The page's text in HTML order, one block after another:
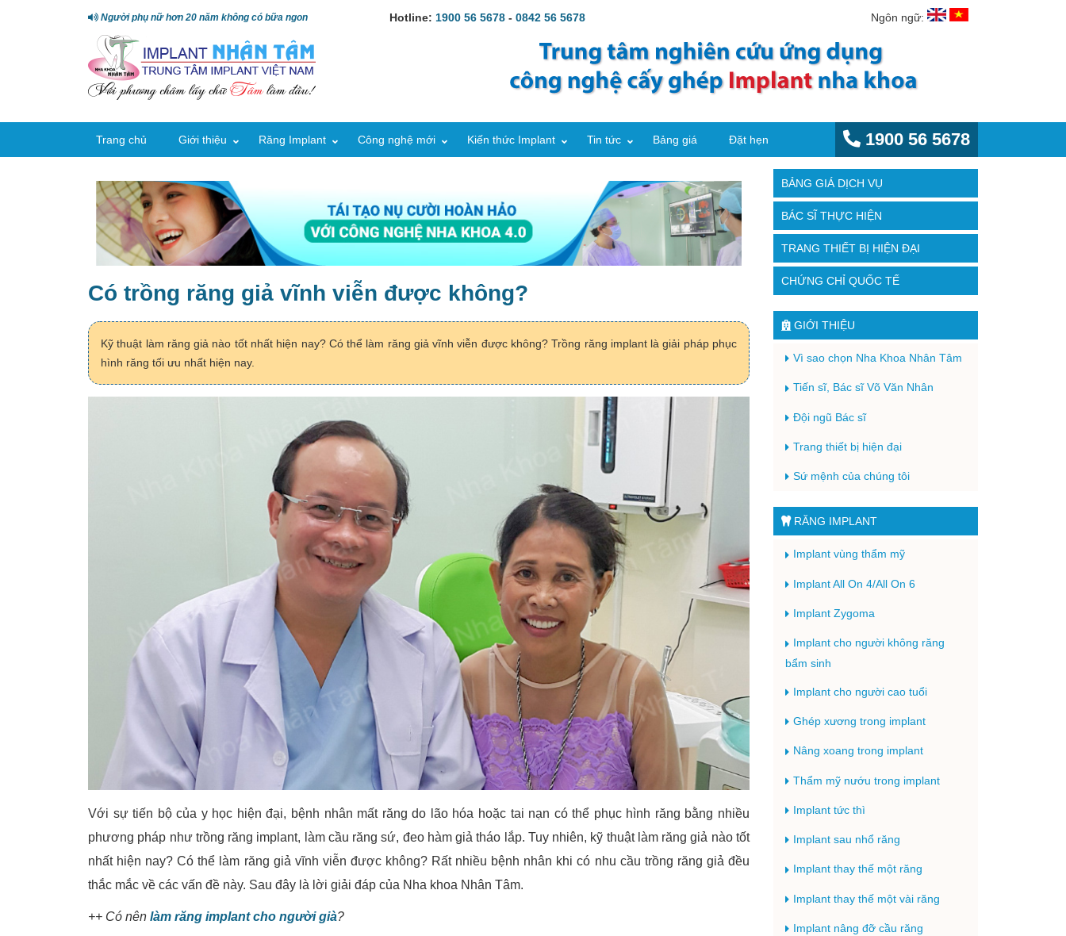
Người phụ nữ hơn 20 năm không có bữa ngon Hotline: 1900 56 5678 -0842 56 5678 Ngôn ngữ:
Trang chủ Giới thiệu Răng Implant Công nghệ mới Kiến thức Implant Tin tức Bảng giá Đặt hẹn 1900 56 5678
Có trồng răng giả vĩnh viễn được không?
Kỹ thuật làm răng giả nào tốt nhất hiện nay? Có thể làm răng giả vĩnh viễn được không? Trồng răng implant là giải pháp phục
hình răng tối ưu nhất hiện nay.
Với sự tiến bộ của y học hiện đại, bệnh nhân mất răng do lão hóa hoặc tai nạn có thể phục hình răng bằng nhiều
phương pháp như trồng răng implant, làm cầu răng sứ, đeo hàm giả tháo lắp. Tuy nhiên, kỹ thuật làm răng giả nào tốt
nhất hiện nay? Có thể làm răng giả vĩnh viễn được không? Rất nhiều bệnh nhân khi có nhu cầu trồng răng giả đều
thắc mắc về các vấn đề này. Sau đây là lời giải đáp của Nha khoa Nhân Tâm.
++ Có nên làm răng implant cho người già?
BẢNG GIÁ DỊCH VỤ
BÁC SĨ THỰC HIỆN
TRANG THIẾT BỊ HIỆN ĐẠI
CHỨNG CHỈ QUỐC TẾ
GIỚI THIỆU
Vì sao chọn Nha Khoa Nhân Tâm
Tiến sĩ, Bác sĩ Võ Văn Nhân
Đội ngũ Bác sĩ
Trang thiết bị hiện đại
Sứ mệnh của chúng tôi
RĂNG IMPLANT
Implant vùng thẩm mỹ
Implant All On 4/All On 6
Implant Zygoma
Implant cho người không răng
bẩm sinh
Implant cho người cao tuổi
Ghép xương trong implant
Nâng xoang trong implant
Thẩm mỹ nướu trong implant
Implant tức thì
Implant sau nhổ răng
Implant thay thế một răng
Implant thay thế một vài răng
Implant nâng đỡ cầu răng